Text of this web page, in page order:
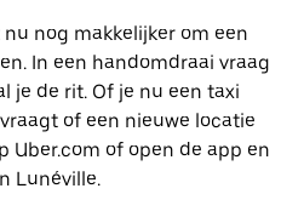
nog makkelijker om een
In een handomdraai vraag
je de rit. Of je nu een taxi
of een nieuwe locatie
Uber.com of open de app en
Lunéville.